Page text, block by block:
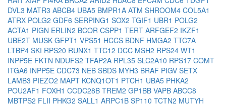
DVL3 MATR3 ABCB4 UBA5 BMPR1A ATM SHROOM4 COL5A1
ATRX POLG2 GDF6 SERPING1 SOX2 TGIF1 UBR1 POLG2
ACTA1 PIGN ERLIN2 BCOR CSPP1 TERT ARFGEF2 IKZF1
UBE2T MUSK GFPT1 VPS51 HCCS BDNF HMGA2 TTC7A
LTBP4 SKI RPS20 RUNX1 TTC12 DCC MSH2 RPS24 WT1
INPP5E FKTN NDUFS2 TFAP2A RPL35 SLC2A10 RPS17 COMT
ITGA6 INPP5E CDC73 NEB SBDS MYH3 BRAF PIGV SETX
LAMB3 PIEZO2 MAPT KCNQ1OT1 PTCH1 UBA5 PHKA2
POU2AF1 FOXH1 CCDC28B TREM2 GP1BB VAPB ABCC8
MBTPS2 FLII PHKG2 SALL1 ARPC1B SP110 TCTN2 MUTYH